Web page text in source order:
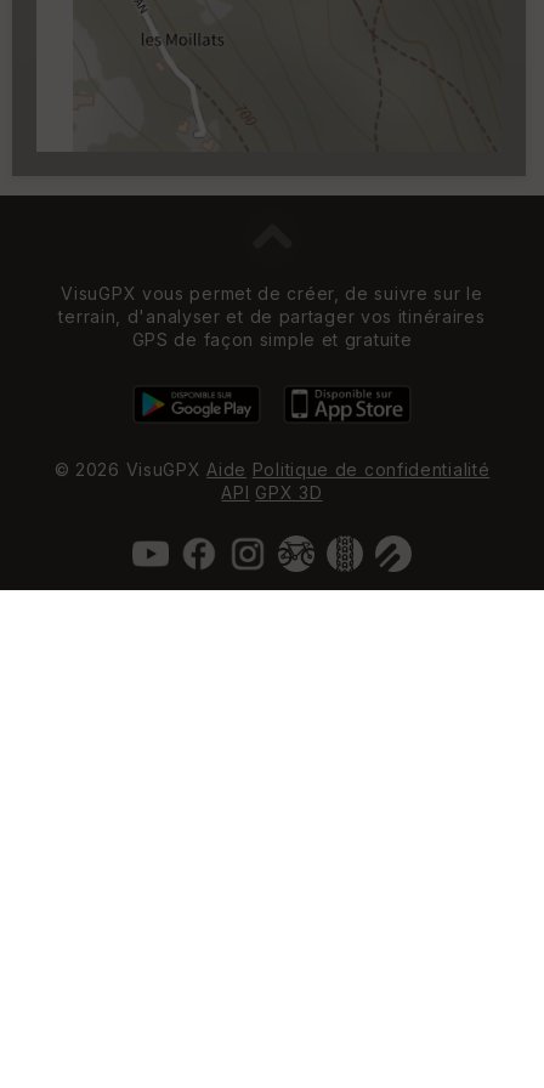
Carroyage UTM
VisuGPX vous permet de créer, de suivre sur le
terrain, d'analyser et de partager vos itinéraires
GPS de façon simple et gratuite
© 2026 VisuGPX Aide Politique de confidentialité
API GPX 3D